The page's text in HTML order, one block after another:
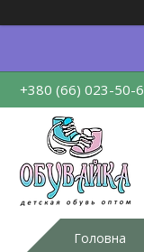
+380 (66) 023-50-
Головна